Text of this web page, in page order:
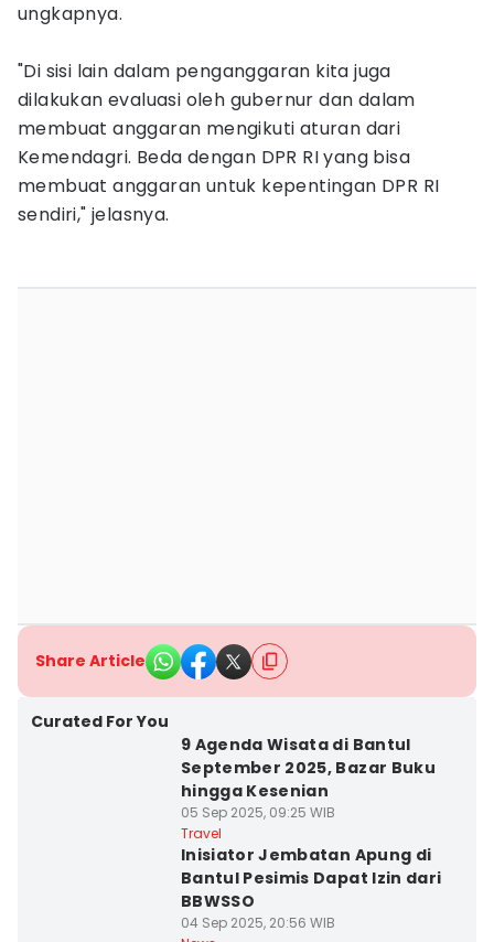
ungkapnya.
‎"Di sisi lain dalam penganggaran kita juga
dilakukan evaluasi oleh gubernur dan dalam
membuat anggaran mengikuti aturan dari
Kemendagri. Beda dengan DPR RI yang bisa
membuat anggaran untuk kepentingan DPR RI
sendiri," jelasnya.
Share Article
Curated For You
9 Agenda Wisata di Bantul
September 2025, Bazar Buku
hingga Kesenian
05 Sep 2025, 09:25 WIB
Travel
Inisiator Jembatan Apung di
Bantul Pesimis Dapat Izin dari
BBWSSO
04 Sep 2025, 20:56 WIB